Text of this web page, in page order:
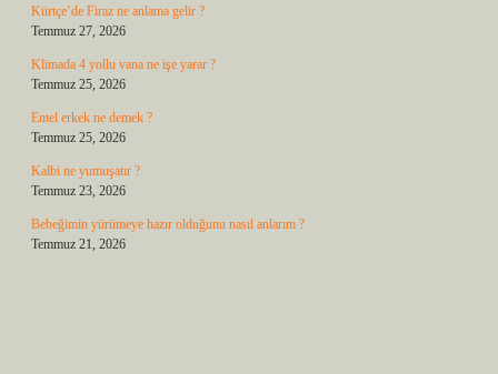
Kürtçe’de Firaz ne anlama gelir ?
Temmuz 27, 2026
Klimada 4 yollu vana ne işe yarar ?
Temmuz 25, 2026
Entel erkek ne demek ?
Temmuz 25, 2026
Kalbi ne yumuşatır ?
Temmuz 23, 2026
Bebeğimin yürümeye hazır olduğunu nasıl anlarım ?
Temmuz 21, 2026